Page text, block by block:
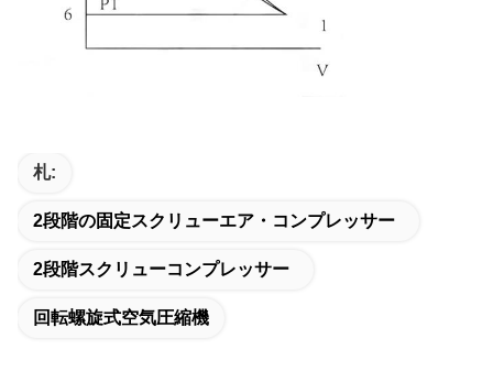
札:
2段階の固定スクリューエア・コンプレッサー
2段階スクリューコンプレッサー
回転螺旋式空気圧縮機